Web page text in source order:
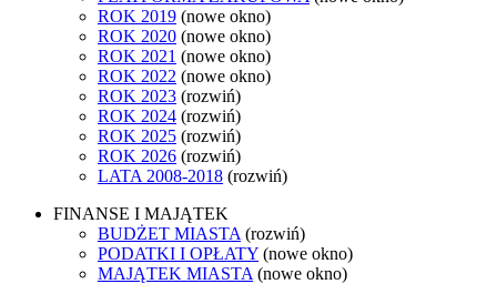
ROK 2019 (nowe okno)
ROK 2020 (nowe okno)
ROK 2021 (nowe okno)
ROK 2022 (nowe okno)
ROK 2023 (rozwiń)
ROK 2024 (rozwiń)
ROK 2025 (rozwiń)
ROK 2026 (rozwiń)
LATA 2008-2018 (rozwiń)
FINANSE I MAJĄTEK
BUDŻET MIASTA (rozwiń)
PODATKI I OPŁATY (nowe okno)
MAJĄTEK MIASTA (nowe okno)